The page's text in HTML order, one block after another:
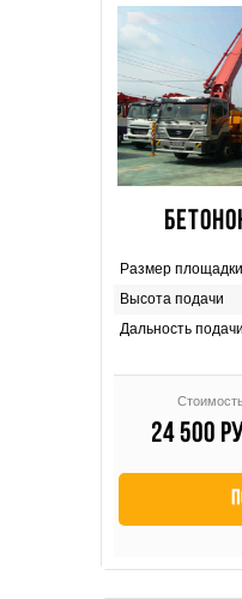
Размер площадки
Высота подачи
Дальность подачи
24 500